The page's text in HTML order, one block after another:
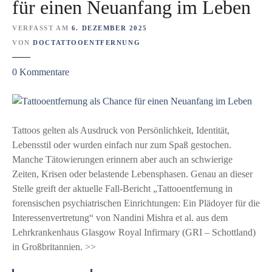
h
g
b
r
n
e
T
t
o
e
n
t
f
e
r
n
u
n
h
–
L
k
l
n
ä
s
t
h
e
t
i
k
für einen Neuanfang im Leben
VERFASST AM 6. DEZEMBER 2025
VON DOCTATTOOENTFERNUNG
0 Kommentarez
T
t
t
o
o
e
n
t
f
e
Tattoos gelten als Ausdruck von Persönlichkeit, Identität,
Lebensstil oder wurden einfach nur zum Spaß gestochen.
Manche Tätowierungen erinnern aber auch an schwierige
Zeiten, Krisen oder belastende Lebensphasen. Genau an dieser
Stelle greift der aktuelle Fall-Bericht „Tattooentfernung in
forensischen psychiatrischen Einrichtungen: Ein Plädoyer für die
Interessenvertretung“ von Nandini Mishra et al. aus dem
Lehrkrankenhaus Glasgow Royal Infirmary (GRI – Schottland)
in Großbritannien. >>